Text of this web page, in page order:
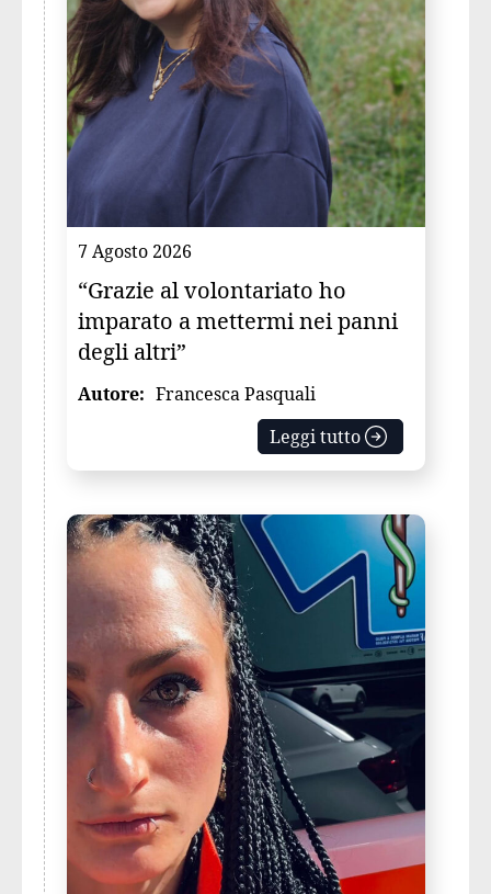
7 Agosto 2026
“Grazie al volontariato ho
imparato a mettermi nei panni
degli altri”
Autore: Francesca Pasquali
Leggi tutto